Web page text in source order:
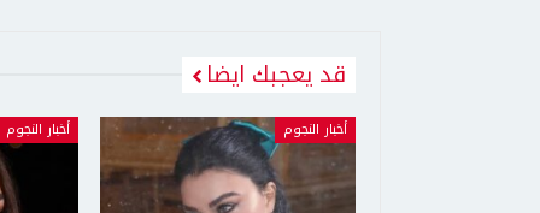
قد يعجبك ايضا
أخبار النجوم أخبار النجوم